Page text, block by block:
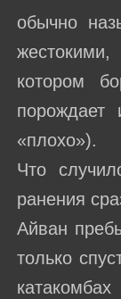
обычно
котором
«плохо»).
Что
ранения
Айван
только